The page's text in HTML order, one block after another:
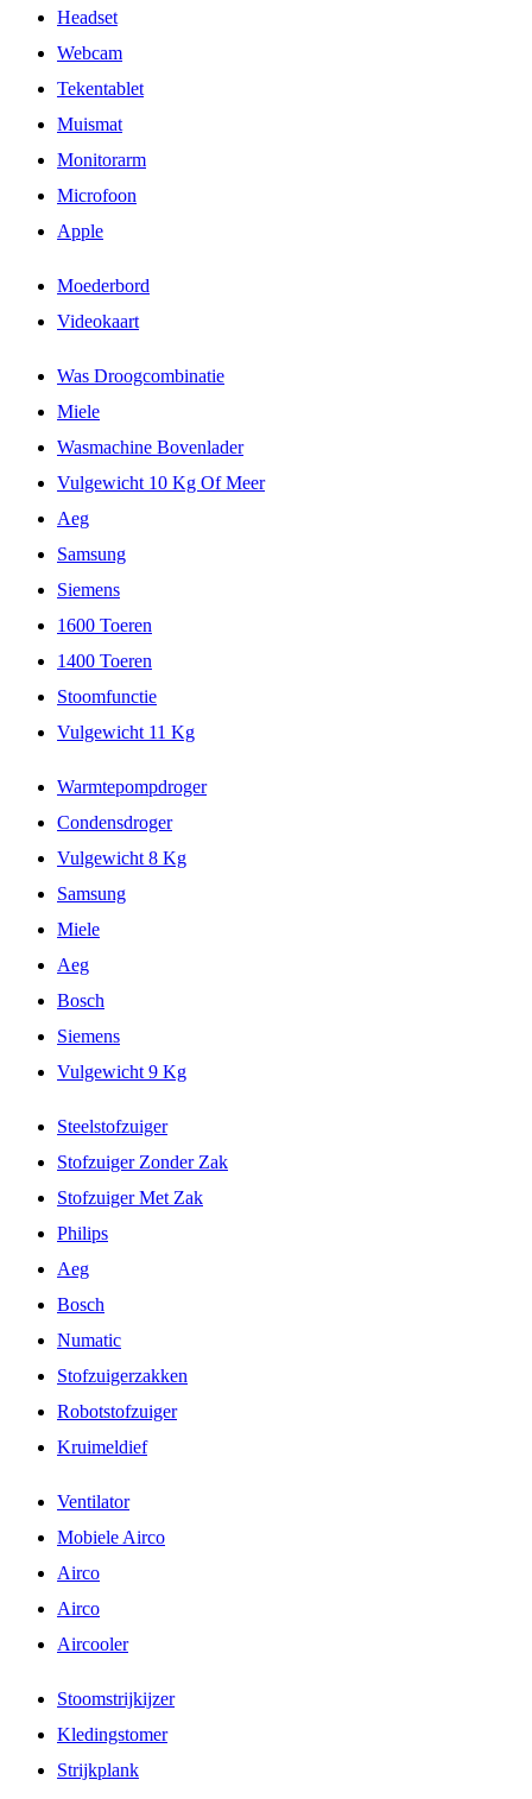
Headset
Webcam
Tekentablet
Muismat
Monitorarm
Microfoon
Apple
Moederbord
Videokaart
Was Droogcombinatie
Miele
Wasmachine Bovenlader
Vulgewicht 10 Kg Of Meer
Aeg
Samsung
Siemens
1600 Toeren
1400 Toeren
Stoomfunctie
Vulgewicht 11 Kg
Warmtepompdroger
Condensdroger
Vulgewicht 8 Kg
Samsung
Miele
Aeg
Bosch
Siemens
Vulgewicht 9 Kg
Steelstofzuiger
Stofzuiger Zonder Zak
Stofzuiger Met Zak
Philips
Aeg
Bosch
Numatic
Stofzuigerzakken
Robotstofzuiger
Kruimeldief
Ventilator
Mobiele Airco
Airco
Airco
Aircooler
Stoomstrijkijzer
Kledingstomer
Strijkplank